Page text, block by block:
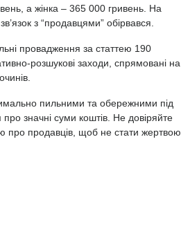
а жінка – 365 000 гривень. На
з “продавцями” обірвався.
провадження за статтею 190
розшукові заходи, спрямовані на
пильними та обережними під
значні суми коштів. Не довіряйте
про продавців, щоб не стати жертвою